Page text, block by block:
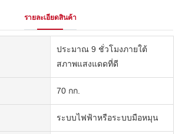
รายละเอียดสินค้า
ประมาณ 9 ชั่วโมงภายใต้
สภาพแสงแดดที่ดี
70 กก.
ระบบไฟฟ้าหรือระบบมือหมุน